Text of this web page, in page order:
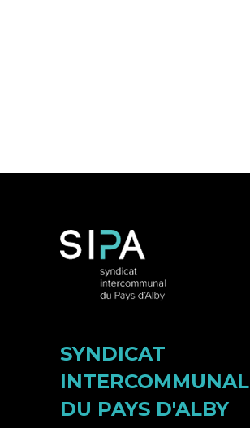
SYNDICAT
INTERCOMMUNAL
DU PAYS D'ALBY